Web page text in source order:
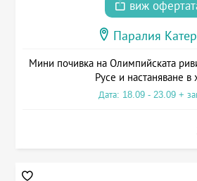
виж
Паралия
Мини почивка на Олимпийската
Русе и настаняване в
Дата: 18.09 - 23.09 +